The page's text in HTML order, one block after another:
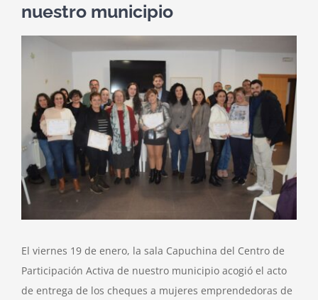
nuestro municipio
grande
El viernes 19 de enero, la sala Capuchina del Centro de
Participación Activa de nuestro municipio acogió el acto
de entrega de los cheques a mujeres emprendedoras de